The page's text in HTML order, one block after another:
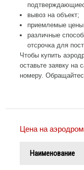
вывоз на объект;
приемлемые
различные
отсрочка для
Чтобы купить
оставьте заявку на
номеру.
Цена на
Наименование